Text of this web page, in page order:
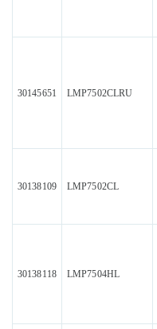
30145651 LMP7502CLRU
30138109 LMP7502CL
30138118 LMP7504HL